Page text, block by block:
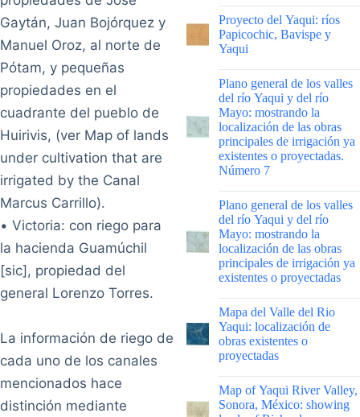
Gaytán, Juan Bojórquez y
Manuel Oroz, al norte de
Pótam, y pequeñas
propiedades en el
cuadrante del pueblo de
Huirivis, (ver Map of lands
under cultivation that are
irrigated by the Canal
Marcus Carrillo).
• Victoria: con riego para
la hacienda Guamúchil
[sic], propiedad del
general Lorenzo Torres.
La información de riego de
cada uno de los canales
mencionados hace
distinción mediante
|
Proyecto del Yaqui: ríos
Papicochic, Bavispe y
Yaqui
|
Plano general de los valles
del río Yaqui y del río
Mayo: mostrando la
localización de las obras
principales de irrigación ya
existentes o proyectadas.
Número 7
|
Plano general de los valles
del río Yaqui y del río
Mayo: mostrando la
localización de las obras
principales de irrigación ya
existentes o proyectadas
|
Mapa del Valle del Rio
Yaqui: localización de
obras existentes o
proyectadas
|
Map of Yaqui River Valley,
Sonora, México: showing